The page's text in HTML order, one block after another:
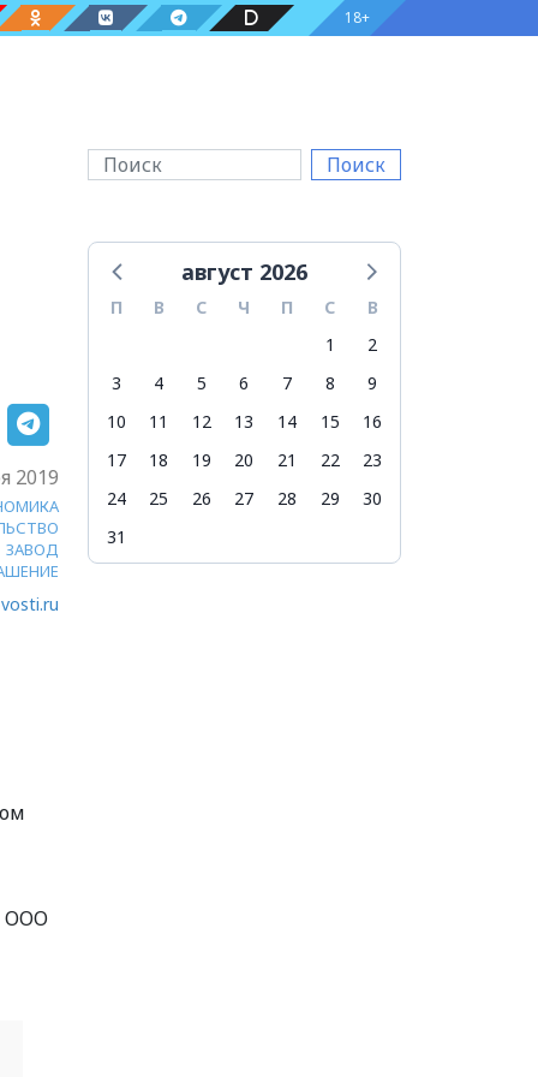
18+
Поиск
2019
ЗАВОД
ООО
август 2026
П В С Ч П С
В
1
2
3
4 5 6 7 8
9
10
11 12 13 14 15
16
17
18 19 20 21 22
23
24
25 26 27 28 29
30
31